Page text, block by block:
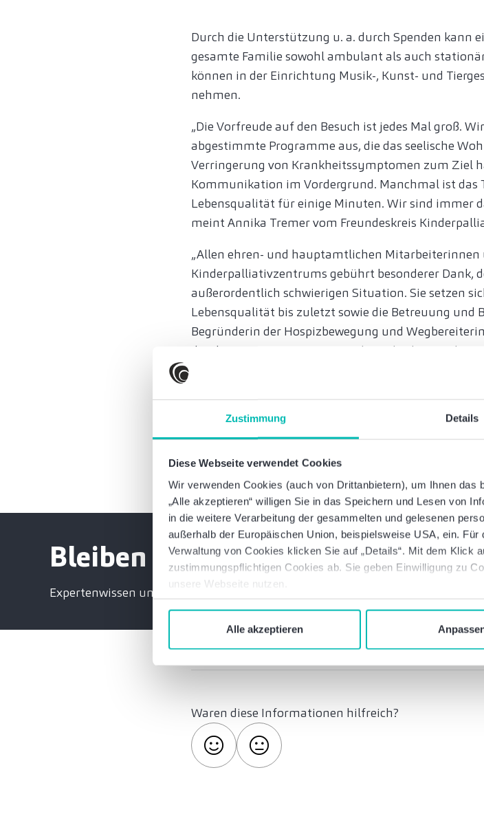
Zustimmung Details
Diese Webseite verwendet Cookies
Wir verwenden Cookies (auch von Drittanbietern), um Ihnen
„Alle akzeptieren“ willigen Sie in das Speichern und Lesen von
in die weitere Verarbeitung der gesammelten und gelesenen
außerhalb der Europäischen Union, beispielsweise USA, ein.
Verwaltung von Cookies klicken Sie auf „Details“. Mit dem Klick
zustimmungspflichtigen Cookies ab. Sie geben Einwilligung zu
unsere Webseite nutzen.
Alle akzeptieren
Durch die Unterstützung u. a. durch Spenden kann
gesamte Familie sowohl ambulant als auch
können in der Einrichtung Musik-, Kunst- und
nehmen.
„Die Vorfreude auf den Besuch ist jedes Mal groß.
abgestimmte Programme aus, die das seelische
Verringerung von Krankheitssymptomen zum Ziel
Kommunikation im Vordergrund. Manchmal ist das
Lebensqualität für einige Minuten. Wir sind immer
meint Annika Tremer vom Freundeskreis
„Allen ehren- und hauptamtlichen Mitarbeiterinnen
Kinderpalliativzentrums gebührt besonderer Dank,
außerordentlich schwierigen Situation. Sie setzen
Lebensqualität bis zuletzt sowie die Betreuung und
Begründerin der Hospizbewegung und
drückte es prägnant aus: 'Es geht nicht darum, dem
Sie möchten das Kinderpalliativzentrum Datteln
die Versorgung und die Unterstützung
finden Sie hier
Ansprechpartner der Baker Tilly Stiftung.
Bleiben Sie informiert
Expertenwissen und exklusive Einladungen
Jetzt
Waren diese Informationen hilfreich?